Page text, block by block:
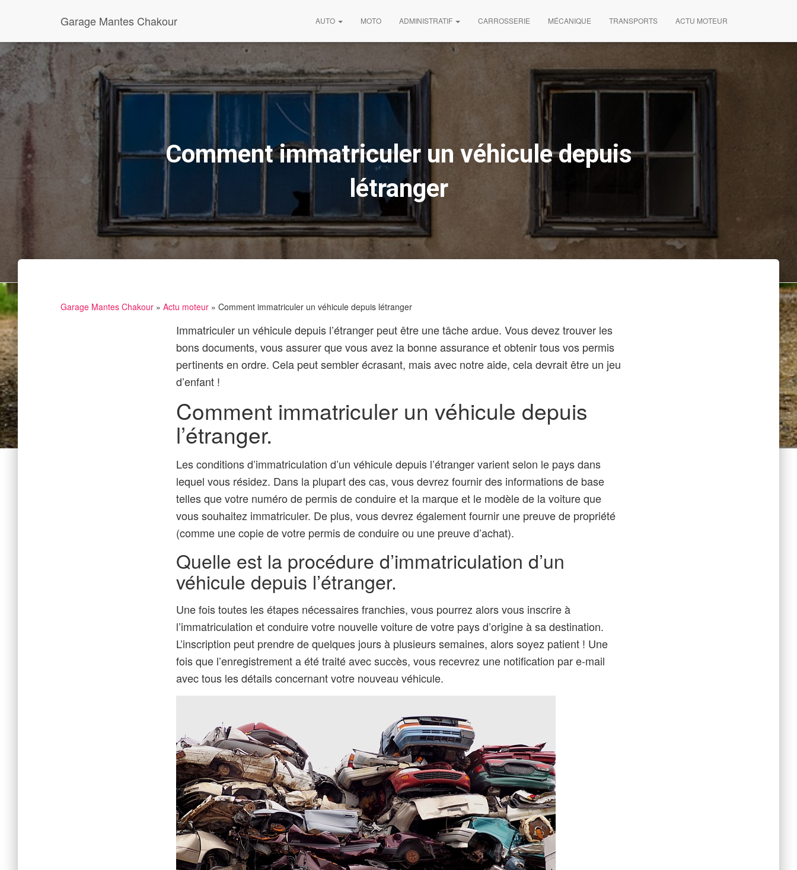
Garage Mantes Chakour AUTO MOTO ADMINISTRATIF CARROSSERIE MÉCANIQUE TRANSPORTS ACTU MOTEUR
Comment immatriculer un véhicule depuis
létranger
Garage Mantes Chakour » Actu moteur » Comment immatriculer un véhicule depuis létranger
Immatriculer un véhicule depuis l’étranger peut être une tâche ardue. Vous devez trouver les
bons documents, vous assurer que vous avez la bonne assurance et obtenir tous vos permis
pertinents en ordre. Cela peut sembler écrasant, mais avec notre aide, cela devrait être un jeu
d’enfant !
Comment immatriculer un véhicule depuis
l’étranger.
Les conditions d’immatriculation d’un véhicule depuis l’étranger varient selon le pays dans
lequel vous résidez. Dans la plupart des cas, vous devrez fournir des informations de base
telles que votre numéro de permis de conduire et la marque et le modèle de la voiture que
vous souhaitez immatriculer. De plus, vous devrez également fournir une preuve de propriété
(comme une copie de votre permis de conduire ou une preuve d’achat).
Quelle est la procédure d’immatriculation d’un
véhicule depuis l’étranger.
Une fois toutes les étapes nécessaires franchies, vous pourrez alors vous inscrire à
l’immatriculation et conduire votre nouvelle voiture de votre pays d’origine à sa destination.
L’inscription peut prendre de quelques jours à plusieurs semaines, alors soyez patient ! Une
fois que l’enregistrement a été traité avec succès, vous recevrez une notification par e-mail
avec tous les détails concernant votre nouveau véhicule.